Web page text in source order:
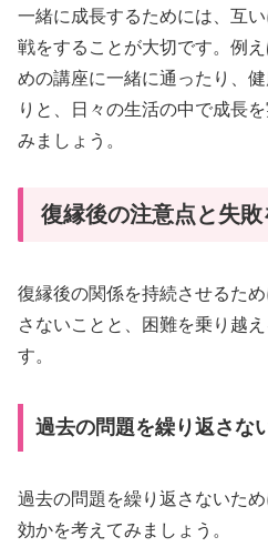
一緒に成長するためには、互
戦をすることが大切です。例
めの講座に一緒に通ったり、
りと、日々の生活の中で成長
みましょう。
復縁後の注意点と失
復縁後の関係を持続させるた
さないことと、困難を乗り越
す。
過去の問題を繰り返さな
過去の問題を繰り返さないた
効かを考えてみましょう。